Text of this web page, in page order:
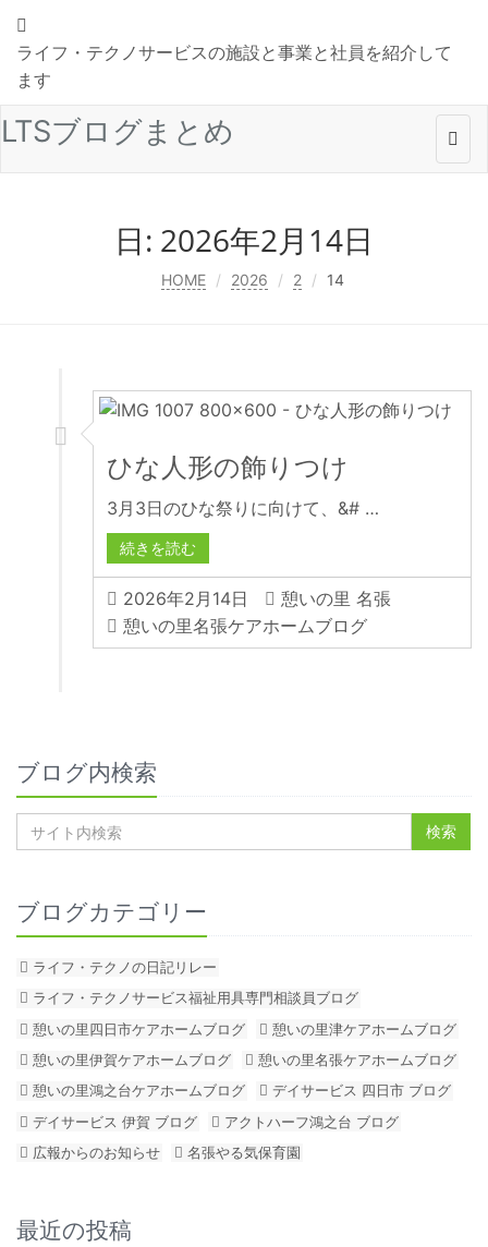
ライフ・テクノサービスの施設と事業と社員を紹介して
ます
LTSブログまとめ
日: 2026年2月14日
HOME 2026 2 14
ひな人形の飾りつけ
3月3日のひな祭りに向けて、&# …
続きを読む
2026年2月14日
憩いの里 名張
憩いの里名張ケアホームブログ
ブログ内検索
ブログカテゴリー
ライフ・テクノの日記リレー
ライフ・テクノサービス福祉用具専門相談員ブログ
憩いの里四日市ケアホームブログ
憩いの里津ケアホームブログ
憩いの里伊賀ケアホームブログ
憩いの里名張ケアホームブログ
憩いの里鴻之台ケアホームブログ
デイサービス 四日市 ブログ
デイサービス 伊賀 ブログ
アクトハーフ鴻之台 ブログ
広報からのお知らせ
名張やる気保育園
最近の投稿